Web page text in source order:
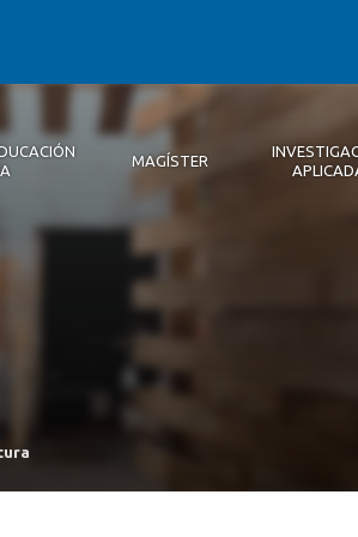
Autoridades
Infraestructura
Descripción
Magíster
MAGÍSTER
Noticias 2026
Publicaciones